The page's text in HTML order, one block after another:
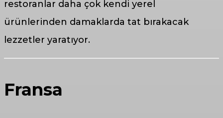
restoranlar daha çok kendi yerel
ürünlerinden damaklarda tat bırakacak
lezzetler yaratıyor.
Fransa